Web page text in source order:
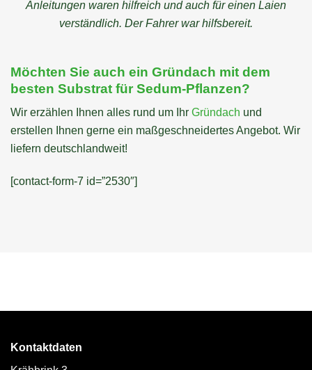
Anleitungen waren hilfreich und auch für einen Laien
verständlich. Der Fahrer war hilfsbereit.
Möchten Sie auch ein Gründach mit dem
besten Substrat für Sedum-Pflanzen?
Wir erzählen Ihnen alles rund um Ihr Gründach und
erstellen Ihnen gerne ein maßgeschneidertes Angebot. Wir
liefern deutschlandweit!
[contact-form-7 id=”2530″]
Kontaktdaten